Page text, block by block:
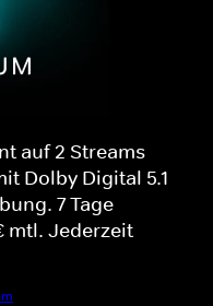
auf 2 Streams
Dolby Digital 5.1
7 Tage
mtl. Jederzeit